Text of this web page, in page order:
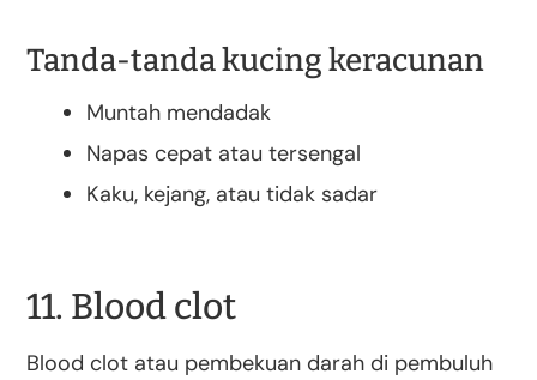
Tanda-tanda kucing keracunan
Muntah mendadak
Napas cepat atau tersengal
Kaku, kejang, atau tidak sadar
11. Blood clot
Blood clot atau pembekuan darah di pembuluh